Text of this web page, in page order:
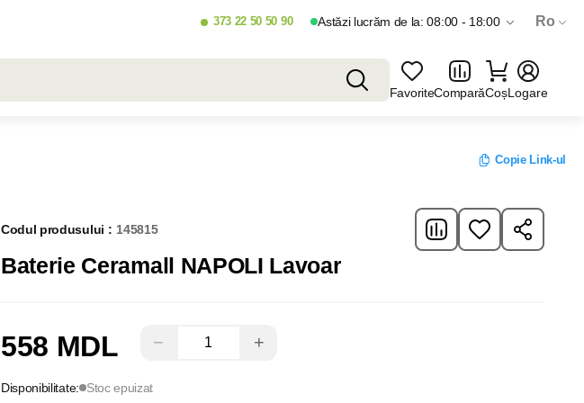
373 22 50 50 90 Astăzi lucrăm de la: 08:00 - 18:00 Ro
FavoriteComparăCoșLogare
Copie Link-ul
Codul produsului : 145815
Baterie Ceramall NAPOLI Lavoar
558 MDL − +
Disponibilitate: Stoc epuizat